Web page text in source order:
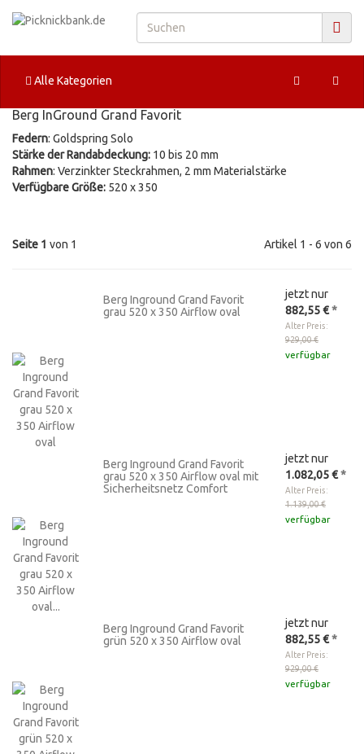
Alle Kategorien
Berg InGround Grand Favorit
Federn: Goldspring Solo
Stärke der Randabdeckung: 10 bis 20 mm
Rahmen: Verzinkter Steckrahmen, 2 mm Materialstärke
VerfügbareGröße: 520 x 350
Seite 1 von 1 Artikel 1 - 6 von 6
Berg Inground Grand Favorit
grau 520 x 350 Airflow oval
jetzt nur
882,55 €*
Alter Preis:
929,00 €
verfügbar
Berg Inground Grand Favorit
grau 520 x 350 Airflow oval mit
Sicherheitsnetz Comfort
jetzt nur
1.082,05 €*
Alter Preis:
1.139,00 €
verfügbar
Berg Inground Grand Favorit
grün 520 x 350 Airflow oval
jetzt nur
882,55 €*
Alter Preis:
929,00 €
verfügbar